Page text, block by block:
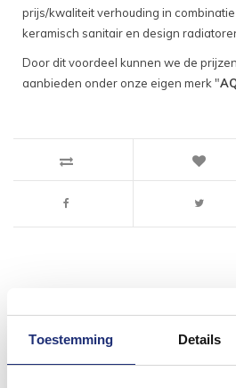
Toestemming Details
prijs/kwaliteit verhouding in
keramisch sanitair en design
Door dit voordeel kunnen we de
aanbieden onder onze eigen merk "
badkamer op Instagram met